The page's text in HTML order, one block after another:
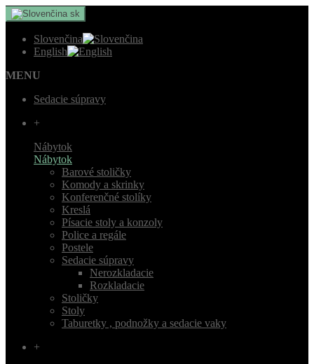
sk
Slovenčina
English
MENU
Sedacie súpravy
+
Nábytok
Nábytok
Barové stoličky
Komody a skrinky
Konferenčné stolíky
Kreslá
Písacie stoly a konzoly
Police a regále
Postele
Sedacie súpravy
Nerozkladacie
Rozkladacie
Stoličky
Stoly
Taburetky , podnožky a sedacie vaky
+